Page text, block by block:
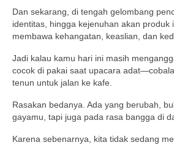
Dan sekarang, di tengah gelombang
identitas, hingga kejenuhan akan
membawa kehangatan, keaslian, dan
Jadi kalau kamu hari ini masih
cocok di pakai saat upacara
tenun untuk jalan ke kafe.
Rasakan bedanya. Ada yang berubah,
gayamu, tapi juga pada rasa bangga di
Karena sebenarnya, kita tidak sedang